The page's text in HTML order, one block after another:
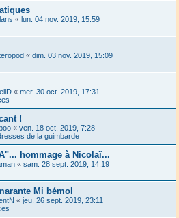
« lun. 04 nov. 2019, 15:59
« dim. 03 nov. 2019, 15:09
« mer. 30 oct. 2019, 17:31
!
« ven. 18 oct. 2019, 7:28
de la guimbarde
hommage à Nicolaï...
« sam. 28 sept. 2019, 14:19
Mi bémol
« jeu. 26 sept. 2019, 23:11